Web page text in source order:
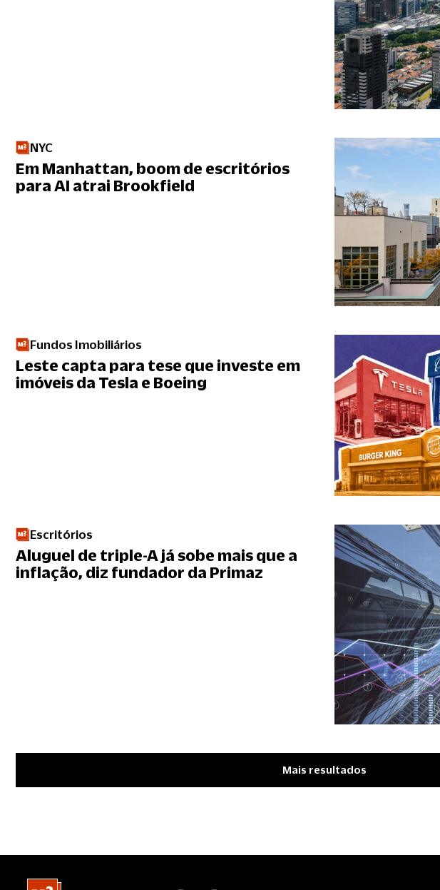
NYC
Em Manhattan, boom de escritórios
para AI atrai Brookfield
Fundos Imobiliários
Leste capta para tese que investe em
imóveis da Tesla e Boeing
Escritórios
Aluguel de triple-A já sobe mais que a
inflação, diz fundador da Primaz
Mais resultados